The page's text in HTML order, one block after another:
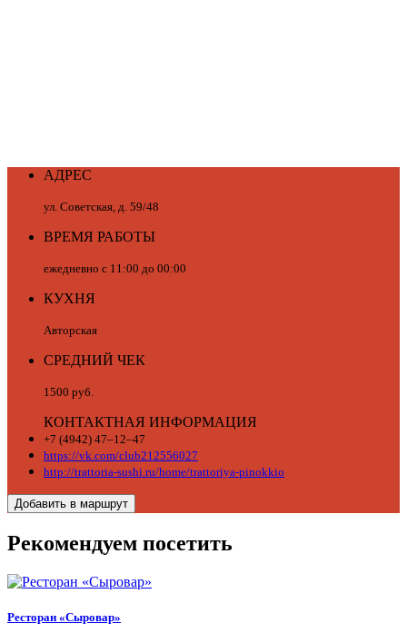
АДРЕС
ул. Советская, д. 59/48
ВРЕМЯ РАБОТЫ
ежедневно с 11:00 до 00:00
КУХНЯ
Авторская
СРЕДНИЙ ЧЕК
1500 руб.
КОНТАКТНАЯ ИНФОРМАЦИЯ
+7 (4942) 47‒12‒47
https://vk.com/club212556027
http://trattoria-sushi.ru/home/trattoriya-pinokkio
Добавить в маршрут
Рекомендуем посетить
Ресторан «Сыровар»